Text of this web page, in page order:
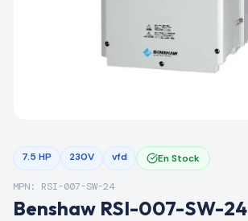
7.5 HP 230V vfd En Stock
MPN: RSI-007-SW-24
Benshaw RSI-007-SW-24